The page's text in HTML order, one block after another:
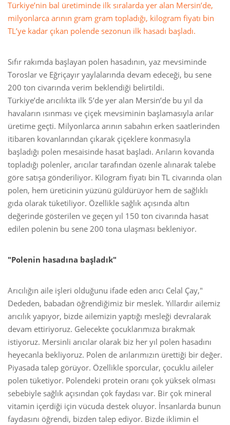
Türkiye’nin bal üretiminde ilk sıralarda yer alan Mersin’de,
milyonlarca arının gram gram topladığı, kilogram fiyatı bin
TL’ye kadar çıkan polende sezonun ilk hasadı başladı.
Sıfır rakımda başlayan polen hasadının, yaz mevsiminde
Toroslar ve Eğriçayır yaylalarında devam edeceği, bu sene
200 ton civarında verim beklendiği belirtildi.
Türkiye’de arıcılıkta ilk 5’de yer alan Mersin’de bu yıl da
havaların ısınması ve çiçek mevsiminin başlamasıyla arılar
üretime geçti. Milyonlarca arının sabahın erken saatlerinden
itibaren kovanlarından çıkarak çiçeklere konmasıyla
başladığı polen mesaisinde hasat başladı. Arıların kovanda
topladığı polenler, arıcılar tarafından özenle alınarak talebe
göre satışa gönderiliyor. Kilogram fiyatı bin TL civarında olan
polen, hem üreticinin yüzünü güldürüyor hem de sağlıklı
gıda olarak tüketiliyor. Özellikle sağlık açısında altın
değerinde gösterilen ve geçen yıl 150 ton civarında hasat
edilen polenin bu sene 200 tona ulaşması bekleniyor.
"Polenin hasadına başladık"
Arıcılığın aile işleri olduğunu ifade eden arıcı Celal Çay,"
Dededen, babadan öğrendiğimiz bir meslek. Yıllardır ailemiz
arıcılık yapıyor, bizde ailemizin yaptığı mesleği devralarak
devam ettiriyoruz. Gelecekte çocuklarımıza bırakmak
istiyoruz. Mersinli arıcılar olarak biz her yıl polen hasadını
heyecanla bekliyoruz. Polen de arılarımızın ürettiği bir değer.
Piyasada talep görüyor. Özellikle sporcular, çocuklu aileler
polen tüketiyor. Polendeki protein oranı çok yüksek olması
sebebiyle sağlık açısından çok faydası var. Bir çok mineral
vitamin içerdiği için vücuda destek oluyor. İnsanlarda bunun
faydasını öğrendi, bizden talep ediyor. Bizde iklimin el